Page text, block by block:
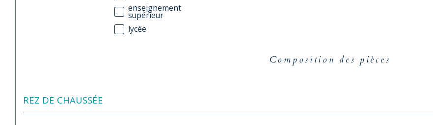
enseignement
supérieur
lycée
Composition des pièces
REZ DE CHAUSSÉE